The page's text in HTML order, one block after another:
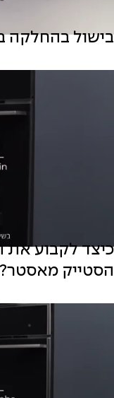
בישול בהחלקה
כיצד לקבוע את
הסטייק מאסטר?